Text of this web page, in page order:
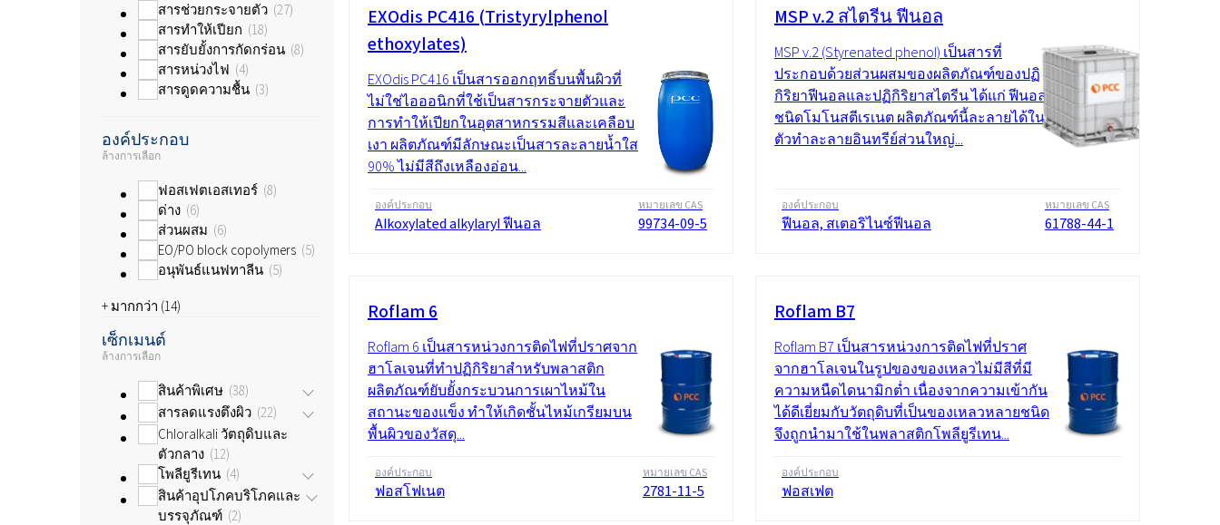
สารช่วยกระจายตัว 27
สารทำให้เปียก 18
สารยับยั้งการกัดกร่อน 8
สารหน่วงไฟ 4
สารดูดความชื้น 3
องค์ประกอบ
ล้างการเลือก
ฟอสเฟตเอสเทอร์ 8
ด่าง 6
ส่วนผสม 6
EO/PO block copolymers 5
อนุพันธ์แนฟทาลีน 5
+ มากกว่า (14)
เซ็กเมนต์
ล้างการเลือก
สินค้าพิเศษ 38
สารลดแรงตึงผิว 22
Chloralkali วัตถุดิบและ
ตัวกลาง 12
โพลียูรีเทน 4
สินค้าอุปโภคบริโภคและ
บรรจุภัณฑ์ 2
EXOdis PC416 (Tristyrylphenol
ethoxylates)
EXOdis PC416 เป็นสารออกฤทธิ์บนพื้นผิวที่
ไม่ใช่ไอออนิกที่ใช้เป็นสารกระจายตัวและ
การทำให้เปียกในอุตสาหกรรมสีและเคลือบ
เงา ผลิตภัณฑ์มีลักษณะเป็นสารละลายน้ำใส
90% ไม่มีสีถึงเหลืองอ่อน...
องค์ประกอบ
Alkoxylated alkylaryl ฟีนอล
หมายเลข CAS
99734-09-5
MSP v.2 สไตรีน ฟีนอล
MSP v.2 (Styrenated phenol) เป็นสารที่
ประกอบด้วยส่วนผสมของผลิตภัณฑ์ของปฏิ
กิริยาฟีนอลและปฏิกิริยาสไตรีน ได้แก่ ฟีนอล
ชนิดโมโนสตีเรเนต ผลิตภัณฑ์นี้ละลายได้ใน
ตัวทำละลายอินทรีย์ส่วนใหญ่...
องค์ประกอบ
ฟีนอล, สเตอริไนซ์ฟีนอล
หมายเลข CAS
61788-44-1
Roflam 6
Roflam 6 เป็นสารหน่วงการติดไฟที่ปราศจาก
ฮาโลเจนที่ทำปฏิกิริยาสำหรับพลาสติก
ผลิตภัณฑ์ยับยั้งกระบวนการเผาไหม้ใน
สถานะของแข็ง ทำให้เกิดชั้นไหม้เกรียมบน
พื้นผิวของวัสดุ...
องค์ประกอบ
ฟอสโฟเนต
หมายเลข CAS
2781-11-5
Roflam B7
Roflam B7 เป็นสารหน่วงการติดไฟที่ปราศ
จากฮาโลเจนในรูปของของเหลวไม่มีสีที่มี
ความหนืดไดนามิกต่ำ เนื่องจากความเข้ากัน
ได้ดีเยี่ยมกับวัตถุดิบที่เป็นของเหลวหลายชนิด
จึงถูกนำมาใช้ในพลาสติกโพลียูรีเทน...
องค์ประกอบ
ฟอสเฟต